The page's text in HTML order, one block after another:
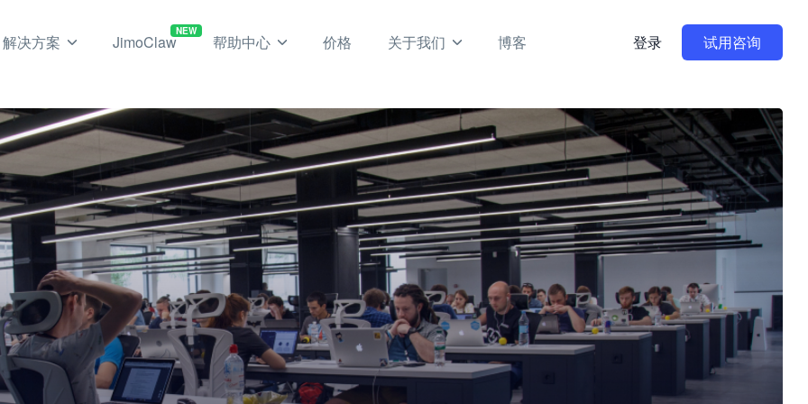
解决方案 JimoClaw
NEW
帮助中心 价格 关于我们 博客 登录 试用咨询